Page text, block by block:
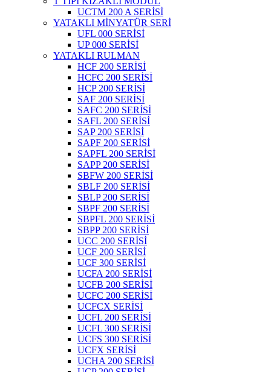
UCTM 200 A SERİSİ
YATAKLI MİNYATÜR SERİ
UFL 000 SERİSİ
UP 000 SERİSİ
YATAKLI RULMAN
HCF 200 SERİSİ
HCFC 200 SERİSİ
HCP 200 SERİSİ
SAF 200 SERİSİ
SAFC 200 SERİSİ
SAFL 200 SERİSİ
SAP 200 SERİSİ
SAPF 200 SERİSİ
SAPFL 200 SERİSİ
SAPP 200 SERİSİ
SBFW 200 SERİSİ
SBLF 200 SERİSİ
SBLP 200 SERİSİ
SBPF 200 SERİSİ
SBPFL 200 SERİSİ
SBPP 200 SERİSİ
UCC 200 SERİSİ
UCF 200 SERİSİ
UCF 300 SERİSİ
UCFA 200 SERİSİ
UCFB 200 SERİSİ
UCFC 200 SERİSİ
UCFCX SERİSİ
UCFL 200 SERİSİ
UCFL 300 SERİSİ
UCFS 300 SERİSİ
UCFX SERİSİ
UCHA 200 SERİSİ